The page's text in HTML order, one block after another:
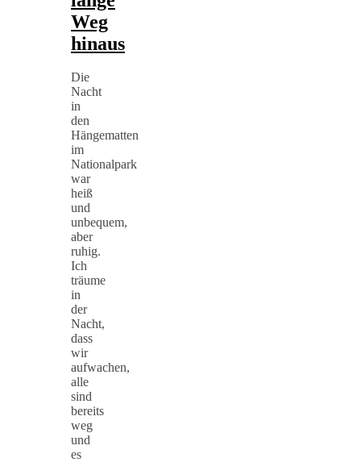
Weg
hinaus
Die
Nacht
in
den
Hängematten
im
Nationalpark
war
heiß
und
unbequem,
aber
ruhig.
Ich
träume
in
der
Nacht,
dass
wir
aufwachen,
alle
sind
bereits
weg
und
es